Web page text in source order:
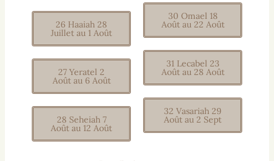
26 Haaiah 28
Juillet au 1 Août
27 Yeratel 2
Août au 6 Août
28 Seheiah 7
Août au 12 Août
30 Omael 18
Août au 22 Août
31 Lecabel 23
Août au 28 Août
32 Vasariah 29
Août au 2 Sept